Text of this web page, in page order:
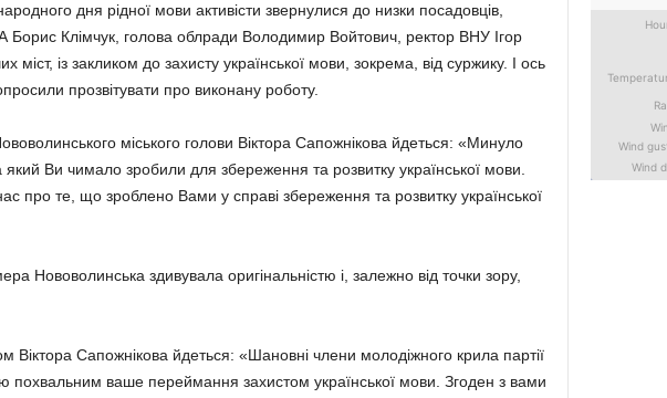
дня рідної мови активісти звернулися до низки посадовців,
Борис Клімчук, голова облради Володимир Войтович, ректор ВНУ Ігор
міст, із закликом до захисту української мови, зокрема, від суржику. І ось
прозвітувати про виконану роботу.
міського голови Віктора Сапожнікова йдеться: «Минуло
який Ви чимало зробили для збереження та розвитку української мови.
про те, що зроблено Вами у справі збереження та розвитку української
Нововолинська здивувала оригінальністю і, залежно від точки зору,
Віктора Сапожнікова йдеться: «Шановні члени молодіжного крила партії
похвальним ваше переймання захистом української мови. Згоден з вами